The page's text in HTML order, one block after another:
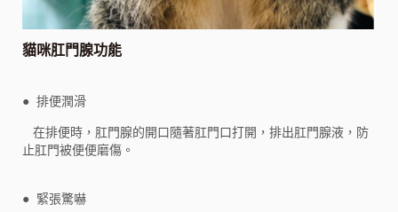
貓咪肛門腺功能
● 排便潤滑
在排便時，肛門腺的開口隨著肛門口打開，排出肛門腺液，防
止肛門被便便磨傷。
● 緊張驚嚇